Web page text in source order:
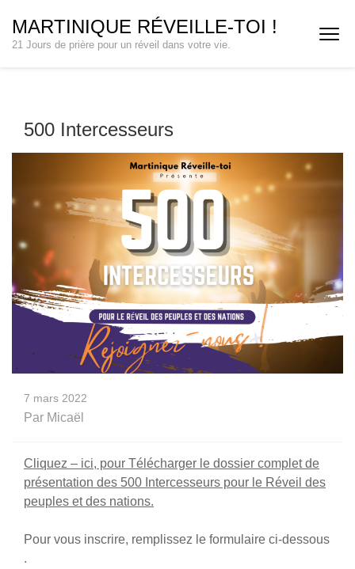
contenu
MARTINIQUE RÉVEILLE-TOI !
21 Jours de prière pour un réveil dans votre vie.
500 Intercesseurs
7 mars 2022
Par Micaël
Cliquez – ici, pour Télécharger le dossier complet de
présentation des 500 Intercesseurs pour le Réveil des
peuples et des nations.
Pour vous inscrire, remplissez le formulaire ci-dessous
.